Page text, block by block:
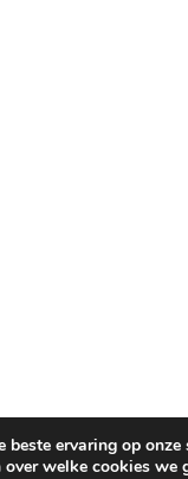
ervaring op onze
welke cookies